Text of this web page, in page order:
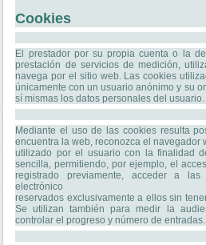
Cookies
El prestador por su propia cuenta o la
prestación de servicios de medición,
navega por el sitio web. Las cookies
únicamente con un usuario anónimo y su
sí mismas los datos personales del usuario.
Mediante el uso de las cookies resulta
encuentra la web, reconozca el navegador
utilizado por el usuario con la finalidad
sencilla, permitiendo, por ejemplo, el
registrado previamente, acceder a
electrónico
reservados exclusivamente a ellos sin
Se utilizan también para medir la
controlar el progreso y número de entradas.